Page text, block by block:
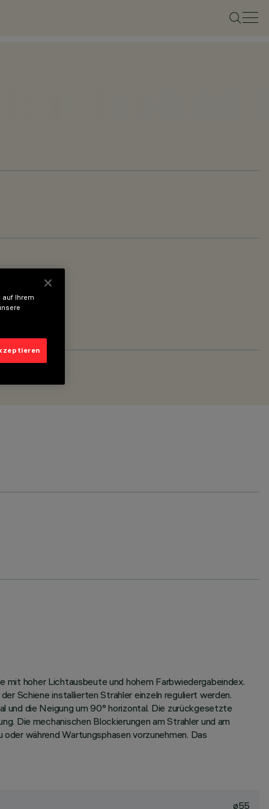
hoher Lichtausbeute und hohem Farbwiedergabeindex.
Schiene installierten Strahler einzeln reguliert werden.
und die Neigung um 90° horizontal. Die zurückgesetzte
Die mechanischen Blockierungen am Strahler und am
während Wartungsphasen vorzunehmen. Das
ø55
auf Ihrem